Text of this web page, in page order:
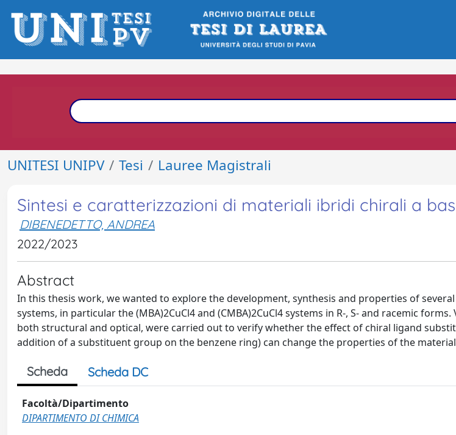
UNITESI UNIPV Tesi Lauree Magistrali
Sintesi e caratterizzazioni di materiali ibridi chirali a
DIBENEDETTO, ANDREA
2022/2023
Abstract
In this thesis work, we wanted to explore the development, synthesis and properties of
systems, in particular the (MBA)2CuCl4 and (CMBA)2CuCl4 systems in R-, S- and racemic
both structural and optical, were carried out to verify whether the effect of chiral ligand
addition of a substituent group on the benzene ring) can change the properties of the
Scheda Scheda DC
Facoltà/Dipartimento
DIPARTIMENTO DI CHIMICA